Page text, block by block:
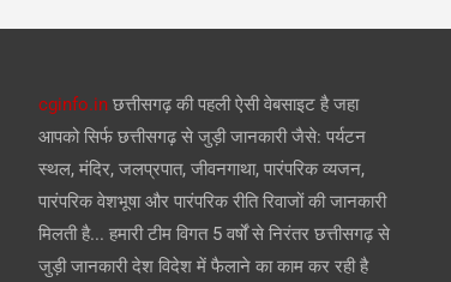
cginfo.in छत्तीसगढ़ की पहली ऐसी वेबसाइट है जहा
आपको सिर्फ छत्तीसगढ़ से जुड़ी जानकारी जैसे: पर्यटन
स्थल, मंदिर, जलप्रपात, जीवनगाथा, पारंपरिक व्यजन,
पारंपरिक वेशभूषा और पारंपरिक रीति रिवाजों की जानकारी
मिलती है... हमारी टीम विगत 5 वर्षों से निरंतर छत्तीसगढ़ से
जुड़ी जानकारी देश विदेश में फैलाने का काम कर रही है